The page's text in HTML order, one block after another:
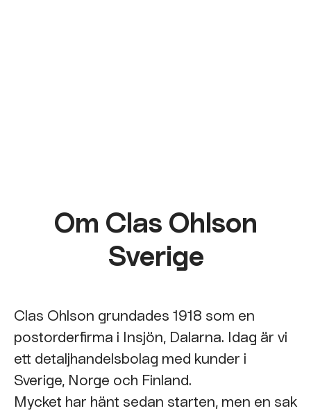
Om Clas Ohlson
Sverige
Clas Ohlson grundades 1918 som en
postorderfirma i Insjön, Dalarna. Idag är vi
ett detaljhandelsbolag med kunder i
Sverige, Norge och Finland.
Mycket har hänt sedan starten, men en sak